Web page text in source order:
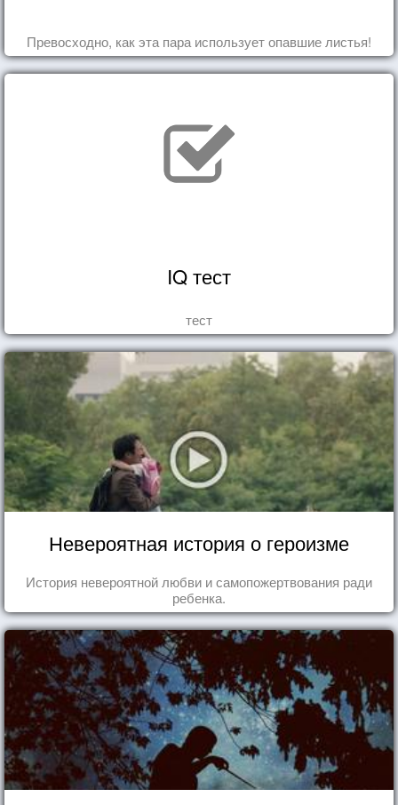
Превосходно, как эта пара использует опавшие листья!
IQ тест
тест
Невероятная история о героизме
История невероятной любви и самопожертвования ради
ребенка.